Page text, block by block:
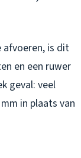
afvoeren, is dit
en een ruwer
geval: veel
in plaats van